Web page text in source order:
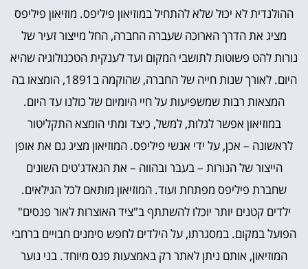
ההולנדית לא יכול שלא להתחיל במוזיאון פיליפס. מוזיאון פיליפס
מציג את הדרך הארוכה שעברה החברה, החל מייצור זעיר של
נורות להט פשוטות לתושבי המקום ועד לענקית הטכנולוגיה שהיא
היום. לאורך שנות חייה של החברה, שהוקמה ב1891, הומצאו בה
המצאות רבות שמשפיעות על חיי היומיום של כולנו עד היום.
במוזיאון אפשר לגלות, למשל, כיצד ומתי הומצא התקליטור
לראשונה – אכן, על ידי אנשי פיליפס. המוזיאון מציג גם את אופן
הייצור של הנורות – בעבר ובהווה – את הגאדג'טים השונים
שחברת פיליפס מפתחת ועוד. המוזיאון מותאם לכל הגילאים.
ילדים קטנים יותר יוכלו להשתתף ב"ציד האוצרות לאור פנסים"
הפועל במקום. במסגרתו, על הילדים לחפש סימנים חבויים ברחבי
המוזיאון, אותם ניתן לאתר רק באמצעות פנס מיוחד. בני נוער